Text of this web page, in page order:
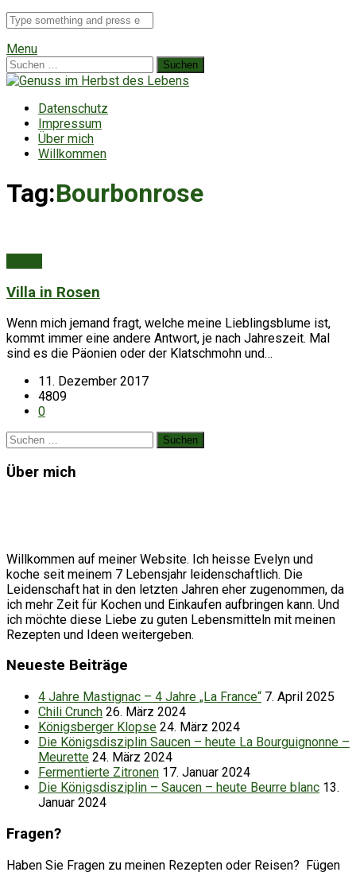
Suche
für
Menu
Suchen
nach:
Datenschutz
Impressum
Über mich
Willkommen
Tag:Bourbonrose
Villa in Rosen
Wenn mich jemand fragt, welche meine Lieblingsblume ist,
kommt immer eine andere Antwort, je nach Jahreszeit. Mal
sind es die Päonien oder der Klatschmohn und…
11. Dezember 2017
4809
0
Suchen
Über mich
Willkommen auf meiner Website. Ich heisse Evelyn und
koche seit meinem 7 Lebensjahr leidenschaftlich. Die
Leidenschaft hat in den letzten Jahren eher zugenommen, da
ich mehr Zeit für Kochen und Einkaufen aufbringen kann. Und
ich möchte diese Liebe zu guten Lebensmitteln mit meinen
Rezepten und Ideen weitergeben.
Neueste Beiträge
4 Jahre Mastignac – 4 Jahre „La France“ 7. April 2025
Chili Crunch 26. März 2024
Königsberger Klopse 24. März 2024
Die Königsdisziplin Saucen – heute La Bourguignonne –
Meurette 24. März 2024
Fermentierte Zitronen 17. Januar 2024
Die Königsdisziplin – Saucen – heute Beurre blanc 13.
Januar 2024
Fragen?
Haben Sie Fragen zu meinen Rezepten oder Reisen? Fügen